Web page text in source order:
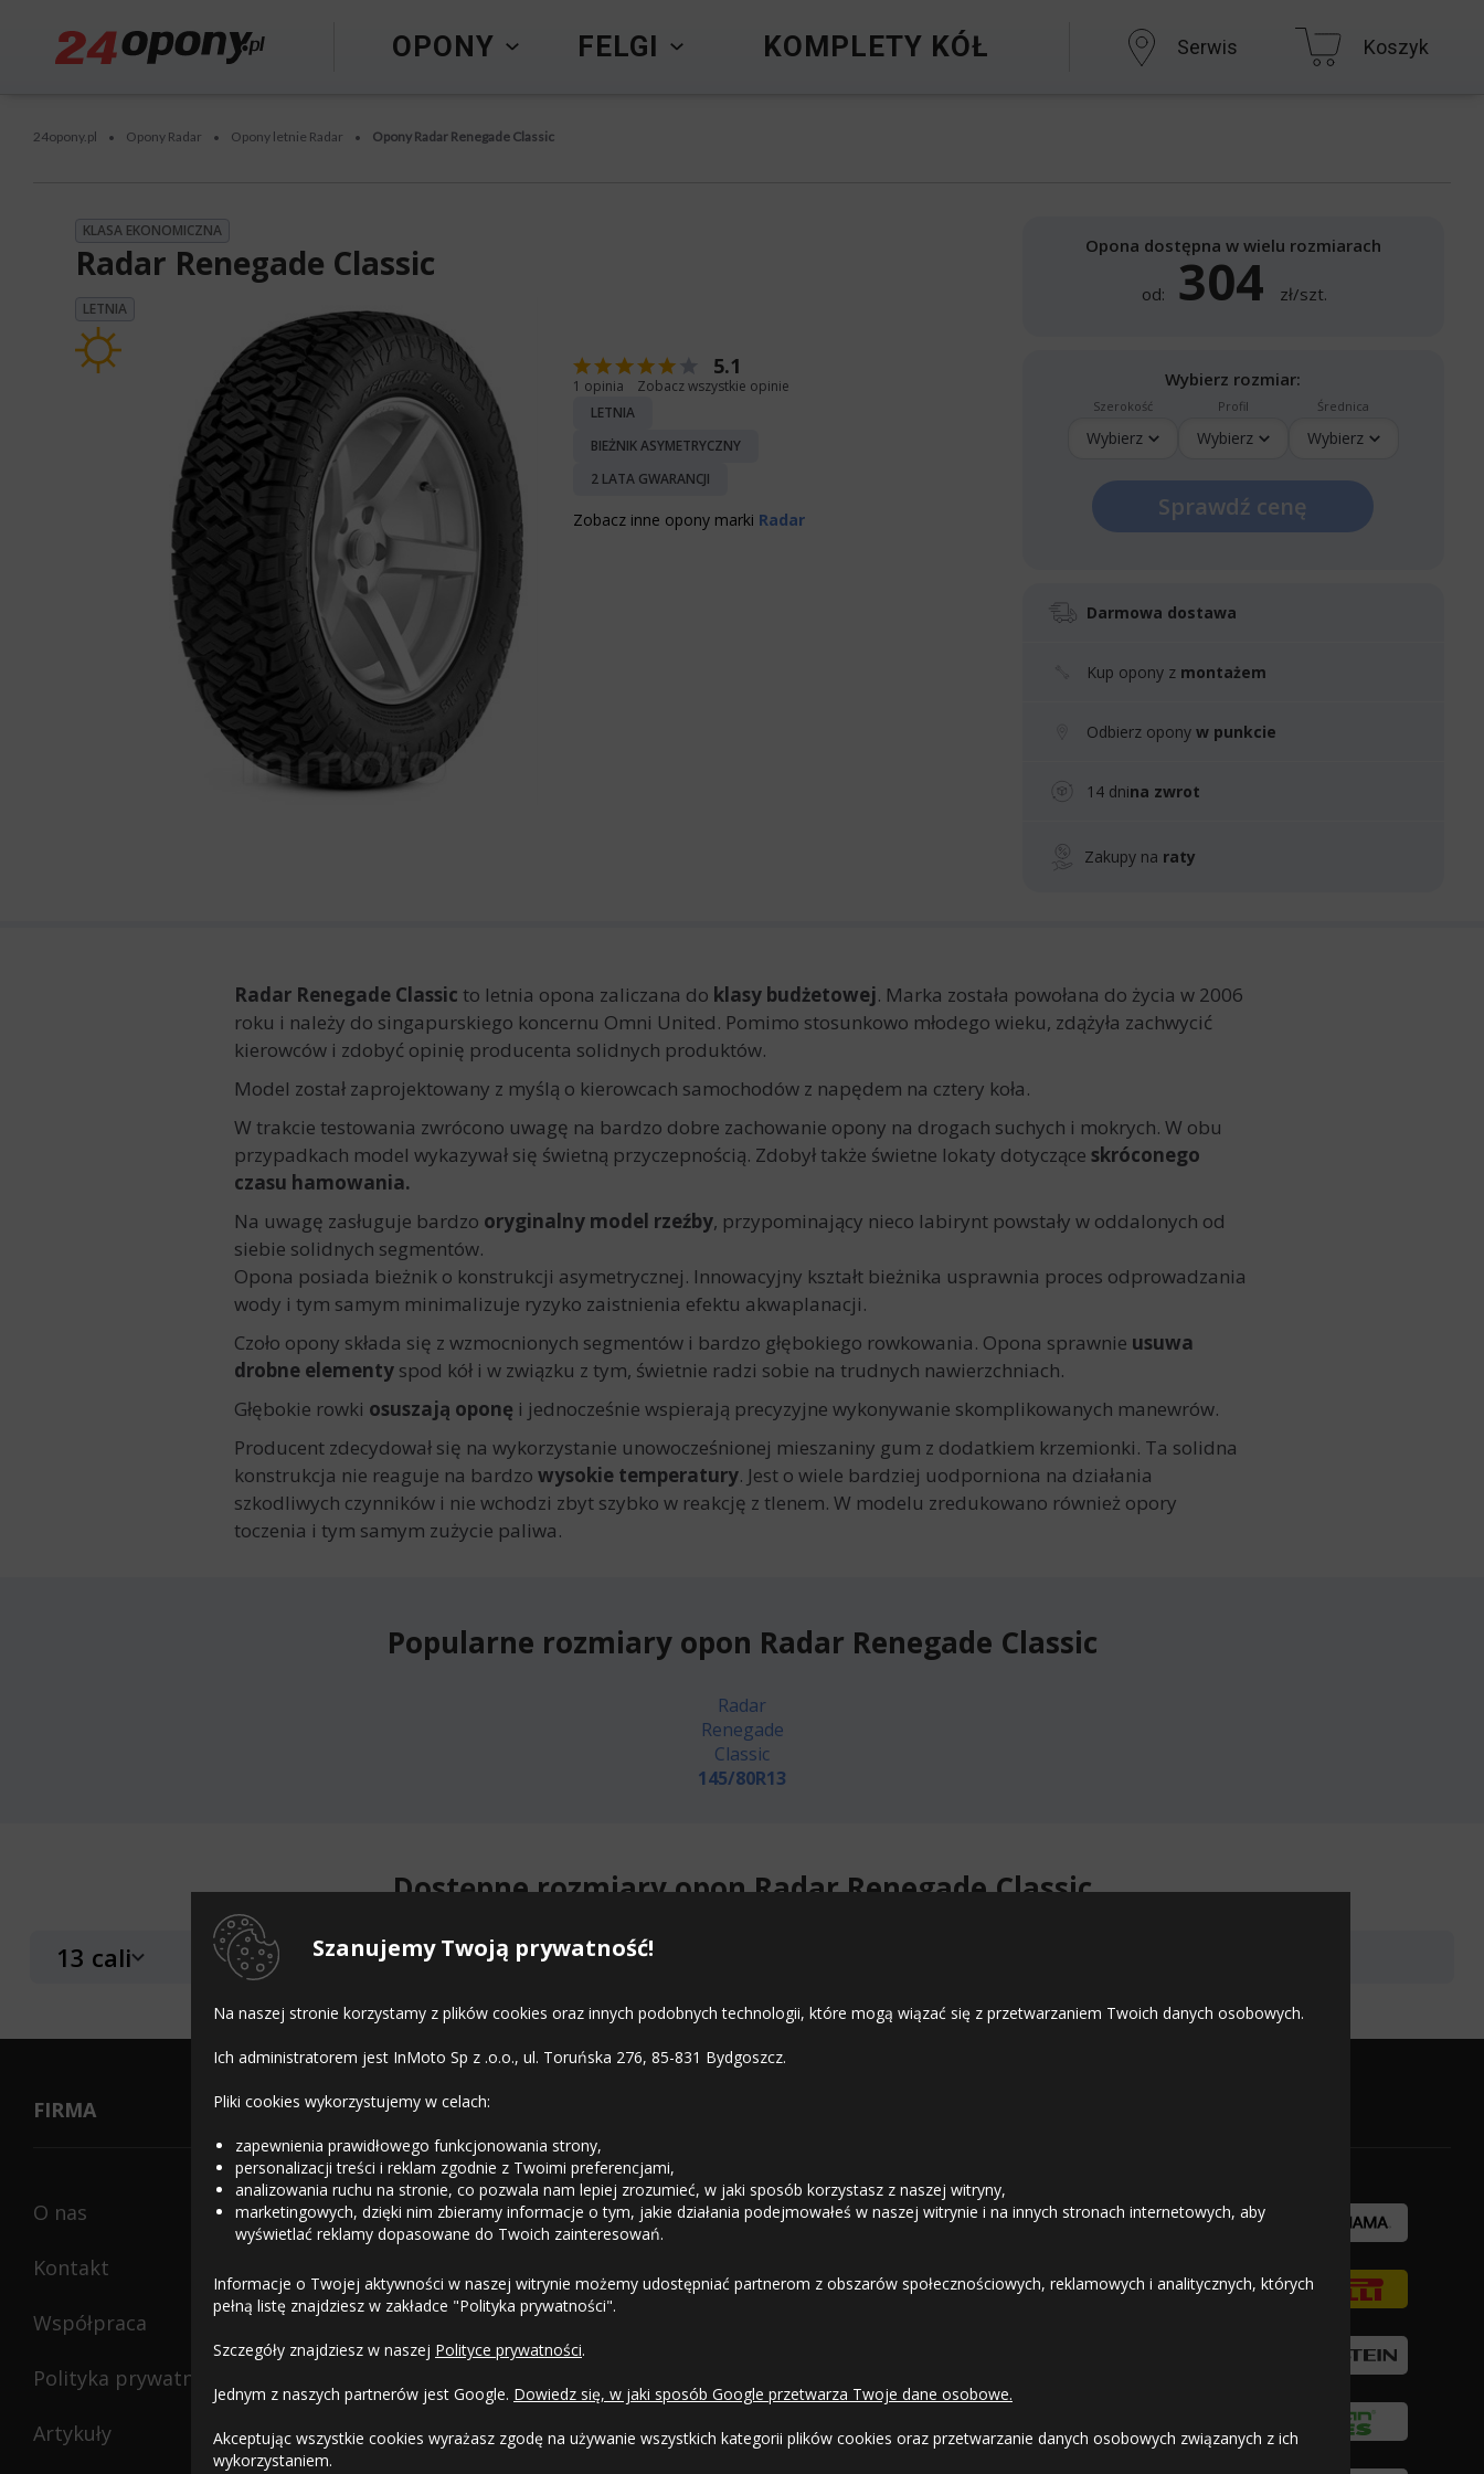
Szanujemy Twoją prywatność!
Na naszej stronie korzystamy z plików cookies oraz innych podobnych technologii, które mogą wiązać się z przetwarzaniem Twoich danych osobowych.
Ich administratorem jest InMoto Sp z .o.o., ul. Toruńska 276, 85-831 Bydgoszcz.
Pliki cookies wykorzystujemy w celach:
zapewnienia prawidłowego funkcjonowania strony,
personalizacji treści i reklam zgodnie z Twoimi preferencjami,
analizowania ruchu na stronie, co pozwala nam lepiej zrozumieć, w jaki sposób korzystasz z naszej witryny,
marketingowych, dzięki nim zbieramy informacje o tym, jakie działania podejmowałeś w naszej witrynie i na innych stronach internetowych, aby
wyświetlać reklamy dopasowane do Twoich zainteresowań.
Informacje o Twojej aktywności w naszej witrynie możemy udostępniać partnerom z obszarów społecznościowych, reklamowych i analitycznych, których
pełną listę znajdziesz w zakładce "Polityka prywatności".
Szczegóły znajdziesz w naszej Polityce prywatności.
Jednym z naszych partnerów jest Google. Dowiedz się, w jaki sposób Google przetwarza Twoje dane osobowe.
Akceptując wszystkie cookies wyrażasz zgodę na używanie wszystkich kategorii plików cookies oraz przetwarzanie danych osobowych związanych z ich
wykorzystaniem.
OPONY FELGI KOMPLETY KÓŁ Serwis Koszyk
24opony.pl • Opony Radar • Opony letnie Radar • Opony Radar Renegade Classic
KLASA EKONOMICZNA
Radar Renegade Classic
LETNIA
Opona dostępna w wielu rozmiarach
od: 304 zł/szt.
Wybierz rozmiar:
Szerokość
Wybierz
Profil
Wybierz
Średnica
Wybierz
Sprawdź cenę
Darmowa dostawa
Kup opony z montażem
Odbierz opony w punkcie
14 dnina zwrot
Zakupy na raty
5.1
1 opinia
Zobacz wszystkie opinie
LETNIA
BIEŻNIK ASYMETRYCZNY
2 LATA GWARANCJI
Zobacz inne opony marki Radar
Radar Renegade Classic to letnia opona zaliczana do klasy budżetowej. Marka została powołana do życia w 2006
roku i należy do singapurskiego koncernu Omni United. Pomimo stosunkowo młodego wieku, zdążyła zachwycić
kierowców i zdobyć opinię producenta solidnych produktów.
Model został zaprojektowany z myślą o kierowcach samochodów z napędem na cztery koła.
W trakcie testowania zwrócono uwagę na bardzo dobre zachowanie opony na drogach suchych i mokrych. W obu
przypadkach model wykazywał się świetną przyczepnością. Zdobył także świetne lokaty dotyczące skróconego
czasu hamowania.
Na uwagę zasługuje bardzo oryginalny model rzeźby, przypominający nieco labirynt powstały w oddalonych od
siebie solidnych segmentów.
Opona posiada bieżnik o konstrukcji asymetrycznej. Innowacyjny kształt bieżnika usprawnia proces odprowadzania
wody i tym samym minimalizuje ryzyko zaistnienia efektu akwaplanacji.
Czoło opony składa się z wzmocnionych segmentów i bardzo głębokiego rowkowania. Opona sprawnie usuwa
drobne elementy spod kół i w związku z tym, świetnie radzi sobie na trudnych nawierzchniach.
Głębokie rowki osuszają oponę i jednocześnie wspierają precyzyjne wykonywanie skomplikowanych manewrów.
Producent zdecydował się na wykorzystanie unowocześnionej mieszaniny gum z dodatkiem krzemionki. Ta solidna
konstrukcja nie reaguje na bardzo wysokie temperatury. Jest o wiele bardziej uodporniona na działania
szkodliwych czynników i nie wchodzi zbyt szybko w reakcję z tlenem. W modelu zredukowano również opory
toczenia i tym samym zużycie paliwa.
Popularne rozmiary opon Radar Renegade Classic
Radar
Renegade
Classic
145/80R13
Dostępne rozmiary opon Radar Renegade Classic
13 cali
Radar Renegade Classic
starsza niż 24 miesiące
FIRMA
O nas
Kontakt
Współpraca
Polityka prywatności
Artykuły
Odstąpienie od umowy
Dlaczego warto kupić w 24opony.pl